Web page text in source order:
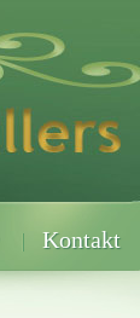
Kontakt